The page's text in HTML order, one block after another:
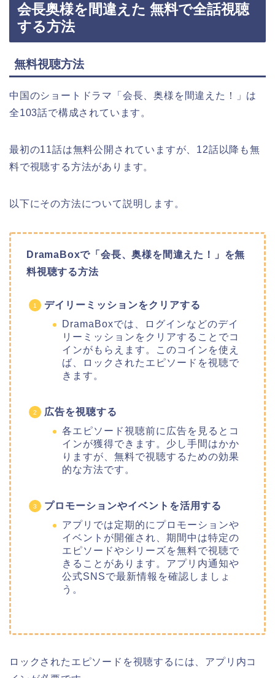
会長奥様を間違えた 無料で全話視聴
する方法
無料視聴方法
中国のショートドラマ「会長、奥様を間違えた！」は
全103話で構成されています。
最初の11話は無料公開されていますが、12話以降も無
料で視聴する方法があります。
以下にその方法について説明します。
DramaBoxで「会長、奥様を間違えた！」を無
料視聴する方法
デイリーミッションをクリアする
DramaBoxでは、ログインなどのデイ
リーミッションをクリアすることでコ
インがもらえます。このコインを使え
ば、ロックされたエピソードを視聴で
きます。
広告を視聴する
各エピソード視聴前に広告を見るとコ
インが獲得できます。少し手間はかか
りますが、無料で視聴するための効果
的な方法です。
プロモーションやイベントを活用する
アプリでは定期的にプロモーションや
イベントが開催され、期間中は特定の
エピソードやシリーズを無料で視聴で
きることがあります。アプリ内通知や
公式SNSで最新情報を確認しましょ
う。
ロックされたエピソードを視聴するには、アプリ内コ